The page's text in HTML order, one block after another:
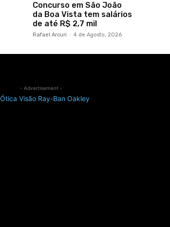
Concurso em São João
da Boa Vista tem salários
de até R$ 2,7 mil
Rafael Arcuri - 4 de Agosto, 2026
- Advertisement -